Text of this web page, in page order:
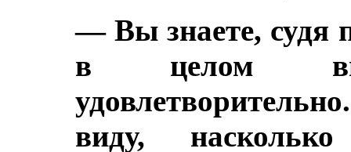
— Вы знаете, судя
в целом
виду,